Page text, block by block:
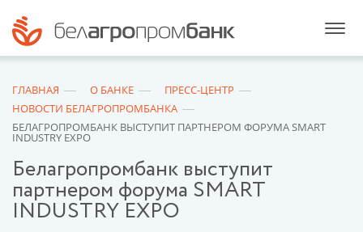
ГЛАВНАЯ О БАНКЕ
ПРЕСС-ЦЕНТР
НОВОСТИ БЕЛАГРОПРОМБАНКА
БЕЛАГРОПРОМБАНК ВЫСТУПИТ ПАРТНЕРОМ ФОРУМА SMART
INDUSTRY EXPO
Белагропромбанк выступит
партнером форума SMART
INDUSTRY EXPO